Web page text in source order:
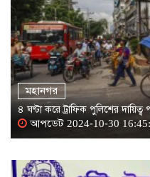
মহানগর
৪ ঘণ্টা করে ট্রাফিক পুলিশের দায়িত্ব
আপডেট 2024-10-30